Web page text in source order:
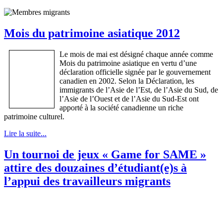
Mois du patrimoine asiatique 2012
Le mois de mai est désigné chaque année comme
Mois du patrimoine asiatique en vertu d’une
déclaration officielle signée par le gouvernement
canadien en 2002. Selon la Déclaration, les
immigrants de l’Asie de l’Est, de l’Asie du Sud, de
l’Asie de l’Ouest et de l’Asie du Sud-Est ont
apporté à la société canadienne un riche
patrimoine culturel.
Lire la suite...
Un tournoi de jeux « Game for SAME »
attire des douzaines d’étudiant(e)s à
l’appui des travailleurs migrants